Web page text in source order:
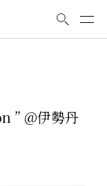
” @伊勢丹